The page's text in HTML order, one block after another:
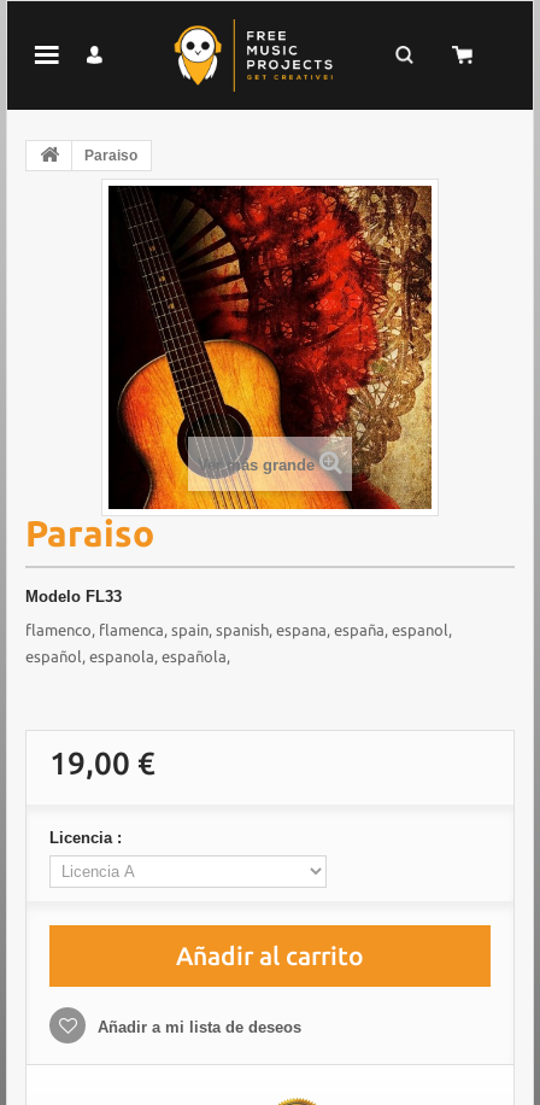
Paraiso
Ver más grande
Paraiso
Modelo FL33
flamenco, flamenca, spain, spanish, espana, españa, espanol,
español, espanola, española,
19,00 €
Licencia :
Añadir al carrito
Añadir a mi lista de deseos